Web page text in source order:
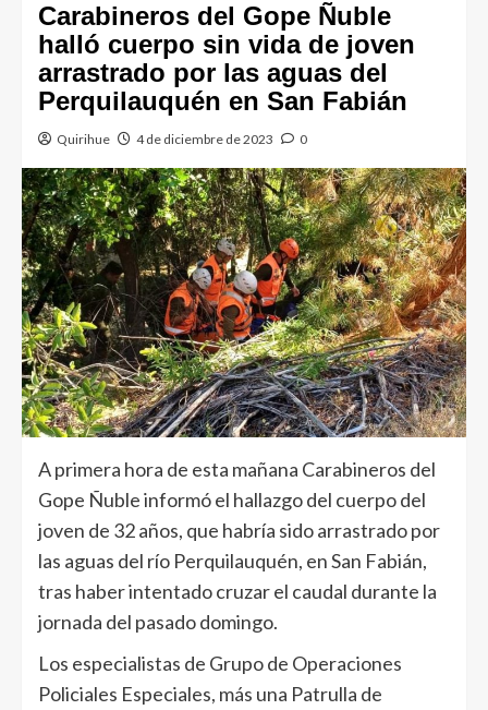
Carabineros del Gope Ñuble
halló cuerpo sin vida de joven
arrastrado por las aguas del
Perquilauquén en San Fabián
Quirihue 4 de diciembre de 2023 0
A primera hora de esta mañana Carabineros del
Gope Ñuble informó el hallazgo del cuerpo del
joven de 32 años, que habría sido arrastrado por
las aguas del río Perquilauquén, en San Fabián,
tras haber intentado cruzar el caudal durante la
jornada del pasado domingo.
Los especialistas de Grupo de Operaciones
Policiales Especiales, más una Patrulla de